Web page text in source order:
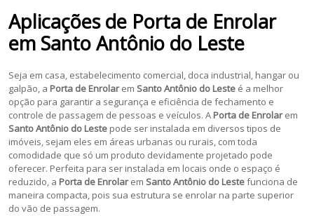
Aplicações de Porta de Enrolar
em Santo Antônio do Leste
Seja em casa, estabelecimento comercial, doca industrial, hangar ou
galpão, a Porta de Enrolarem Santo Antônio do Leste é a melhor
opção para garantir a segurança e eficiência de fechamento e
controle de passagem de pessoas e veículos. A Porta de Enrolarem
Santo Antônio do Leste pode ser instalada em diversos tipos de
imóveis, sejam eles em áreas urbanas ou rurais, com toda
comodidade que só um produto devidamente projetado pode
oferecer. Perfeita para ser instalada em locais onde o espaço é
reduzido, a Porta de Enrolarem Santo Antônio do Lestefunciona de
maneira compacta, pois sua estrutura se enrolar na parte superior
do vão de passagem.